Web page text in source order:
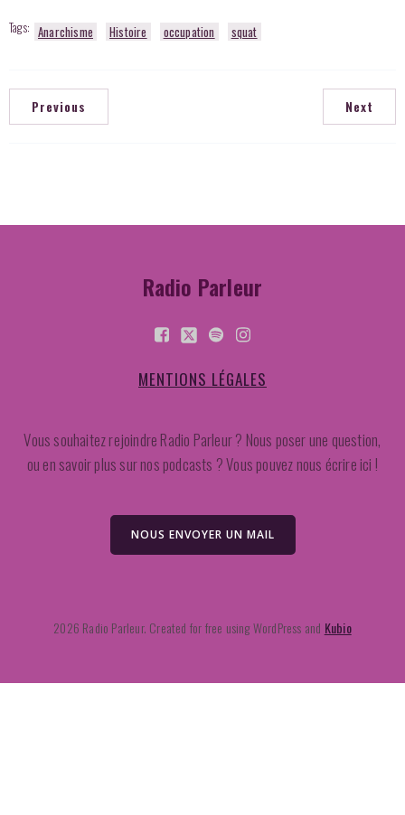
Tags: Anarchisme Histoire occupation squat
Previous Next
Radio Parleur
MENTIONS LÉGALES
Vous souhaitez rejoindre Radio Parleur ? Nous poser une question,
ou en savoir plus sur nos podcasts ? Vous pouvez nous écrire ici !
NOUS ENVOYER UN MAIL
2026 Radio Parleur. Created for free using WordPress and Kubio